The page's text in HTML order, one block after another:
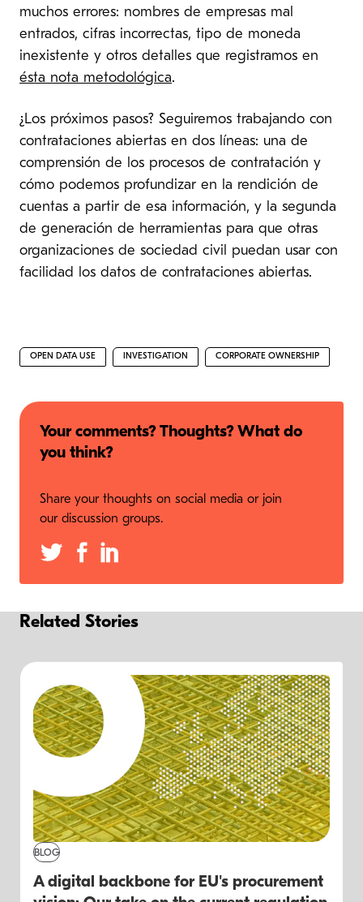
muchos errores: nombres de empresas mal
entrados, cifras incorrectas, tipo de moneda
inexistente y otros detalles que registramos en
ésta nota metodológica.
¿Los próximos pasos? Seguiremos trabajando con
contrataciones abiertas en dos líneas: una de
comprensión de los procesos de contratación y
cómo podemos profundizar en la rendición de
cuentas a partir de esa información, y la segunda
de generación de herramientas para que otras
organizaciones de sociedad civil puedan usar con
facilidad los datos de contrataciones abiertas.
OPEN DATA USE INVESTIGATION CORPORATE OWNERSHIP
Your comments? Thoughts? What do
you think?
Share your thoughts on social media or join
our discussion groups.
Related Stories
BLOG
A digital backbone for EU's procurement